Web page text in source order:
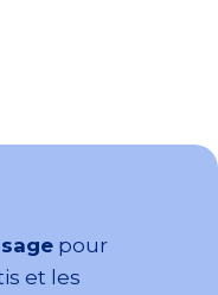
pour
et les